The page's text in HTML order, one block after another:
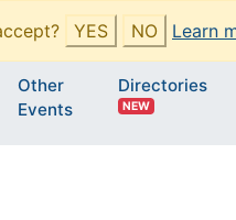
YES NO Learn
Other
Events
Directories
NEW